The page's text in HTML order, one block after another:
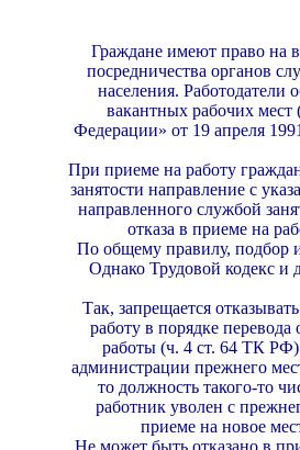
Граждане имеют право на
посредничества органов
населения. Работодатели
вакантных рабочих мест
Федерации» от 19 апреля
При приеме на работу
занятости направление с
направлен­ного службой
отказа в приеме на
По общему правилу, подбор
Однако Трудовой кодекс и
Так, запрещается
работу в порядке перевода
работы (ч. 4 ст. 64 ТК
администрации прежнего
то должность такого-то
работник уволен с
приеме на новое
Не может быть отказано в